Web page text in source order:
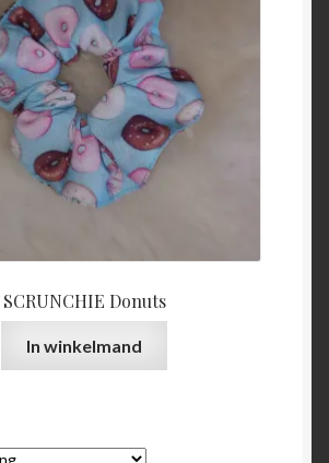
SCRUNCHIE Donuts
In winkelmand